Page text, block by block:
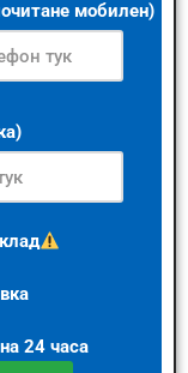
мобилен)
24 часа